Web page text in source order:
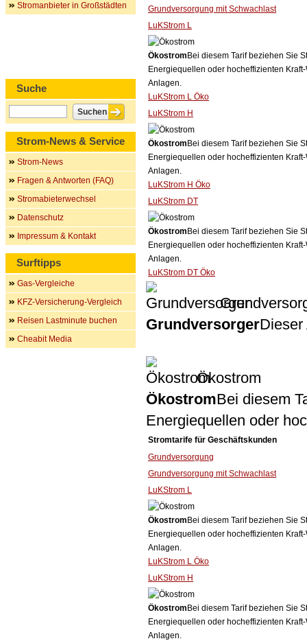
Grundversorgung mit Schwachlast
LuKStrom L
Ökostrom Bei diesem Tarif beziehen Sie
Energiequellen oder hocheffizienten
Anlagen.
LuKStrom L Öko
LuKStrom H
Ökostrom Bei diesem Tarif beziehen Sie
Energiequellen oder hocheffizienten
Anlagen.
LuKStrom H Öko
LuKStrom DT
Ökostrom Bei diesem Tarif beziehen Sie
Energiequellen oder hocheffizienten
Anlagen.
LuKStrom DT Öko
GrundversorgerDieser
Ökostrom
ÖkostromBei diesem
Energiequellen oder
Stromtarife für Geschäftskunden
Grundversorgung
Grundversorgung mit Schwachlast
LuKStrom L
Ökostrom Bei diesem Tarif beziehen Sie
Energiequellen oder hocheffizienten
Anlagen.
LuKStrom L Öko
LuKStrom H
Ökostrom Bei diesem Tarif beziehen Sie
Energiequellen oder hocheffizienten
Anlagen.
Stromanbieter in Großstädten
Suche
Strom-News & Service
Strom-News
Fragen & Antworten (FAQ)
Stromabieterwechsel
Datenschutz
Impressum & Kontakt
Surftipps
Gas-Vergleiche
KFZ-Versicherung-Vergleich
Reisen Lastminute buchen
Cheabit Media